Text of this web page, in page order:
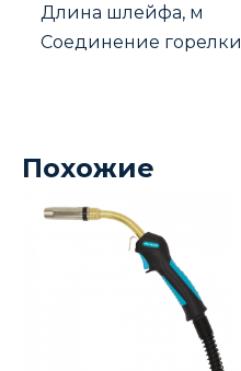
Длина шлейфа, м
Соединение горелки
Похожие